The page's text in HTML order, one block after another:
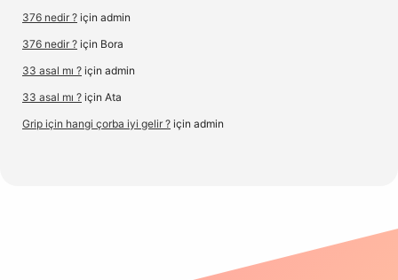
376 nedir ? için admin
376 nedir ? için Bora
33 asal mı ? için admin
33 asal mı ? için Ata
Grip için hangi çorba iyi gelir ? için admin